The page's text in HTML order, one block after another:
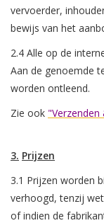
vervoerder,
bewijs van het
2.4 Alle op de
Aan de genoemde
worden ontleend.
Zie ook
3. Prijzen
3.1 Prijzen worden
verhoogd, tenzij
of indien de